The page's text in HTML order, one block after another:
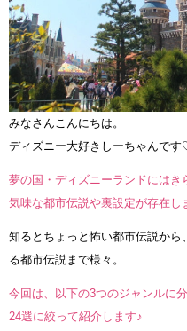
みなさんこんにちは。
ディズニー大好きしーちゃんで
夢の国・ディズニーランドには
気味な都市伝説や裏設定が存在し
知るとちょっと怖い都市伝説か
る都市伝説まで様々。
今回は、以下の3つのジャンルに
24選に絞って紹介します♪